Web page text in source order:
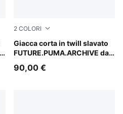
2 COLORI
Giacca corta in twill slavato
FUTURE.PUMA.ARCHIVE da
Cool Blue
90,00 €